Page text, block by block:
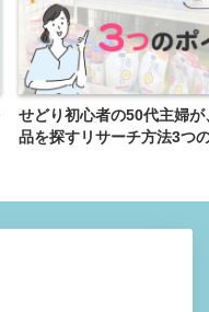
せどり初心者の50代主婦が
品を探すリサーチ方法3つ